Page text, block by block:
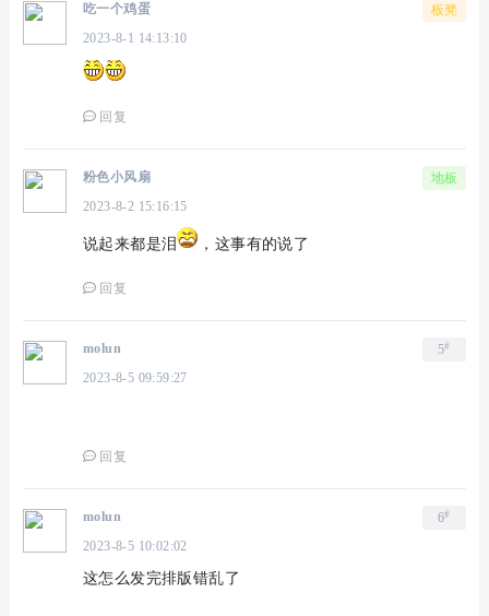
板凳
吃一个鸡蛋
2023-8-1 14:13:10
回复
地板
粉色小风扇
2023-8-2 15:16:15
说起来都是泪 ，这事有的说了
回复
5#
molun
2023-8-5 09:59:27
回复
6#
molun
2023-8-5 10:02:02
这怎么发完排版错乱了